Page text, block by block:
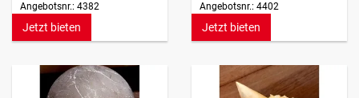
Angebotsnr.: 4382
Jetzt bieten
Angebotsnr.: 4402
Jetzt bieten